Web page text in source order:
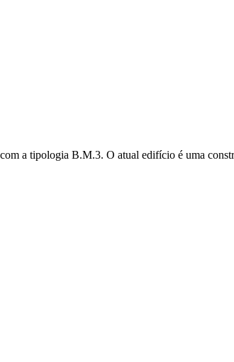
a tipologia B.M.3. O atual edifício é uma